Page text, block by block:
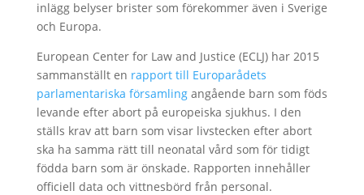
inlägg belyser brister som förekommer även i Sverige
och Europa.
European Center for Law and Justice (ECLJ) har 2015
sammanställt en rapport till Europarådets
parlamentariska församling angående barn som föds
levande efter abort på europeiska sjukhus. I den
ställs krav att barn som visar livstecken efter abort
ska ha samma rätt till neonatal vård som för tidigt
födda barn som är önskade. Rapporten innehåller
officiell data och vittnesbörd från personal.